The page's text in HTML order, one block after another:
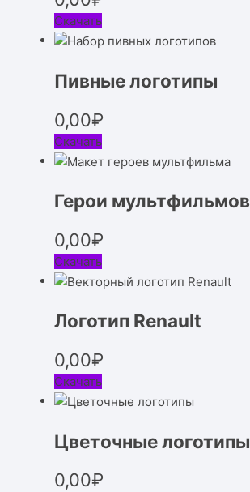
Скачать
Пивные логотипы
0,00₽
Скачать
Герои мультфильмов
0,00₽
Скачать
Логотип Renault
0,00₽
Скачать
Цветочные логотипы
0,00₽